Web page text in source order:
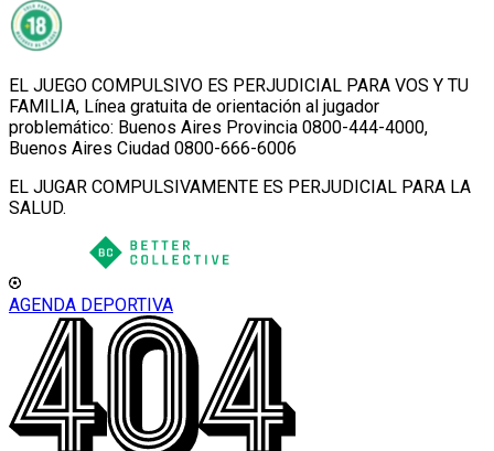
EL JUEGO COMPULSIVO ES PERJUDICIAL PARA VOS Y TU
FAMILIA, Línea gratuita de orientación al jugador
problemático: Buenos Aires Provincia 0800-444-4000,
Buenos Aires Ciudad 0800-666-6006
EL JUGAR COMPULSIVAMENTE ES PERJUDICIAL PARA LA
SALUD.
AGENDA DEPORTIVA